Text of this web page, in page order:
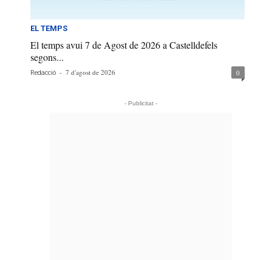
EL TEMPS
El temps avui 7 de Agost de 2026 a Castelldefels
segons...
Redacció - 7 d'agost de 2026 0
- Publicitat -